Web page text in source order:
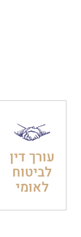
עורך דין
לביטוח
לאומי